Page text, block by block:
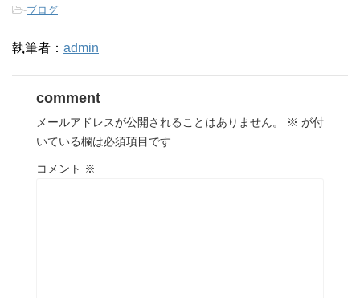
-ブログ
執筆者： admin
comment
メールアドレスが公開されることはありません。 ※ が付
いている欄は必須項目です
コメント ※